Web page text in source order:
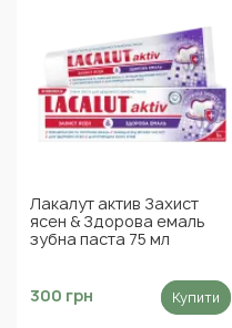
Лакалут актив Захист
ясен & Здорова емаль
зубна паста 75 мл
300 грн Купити